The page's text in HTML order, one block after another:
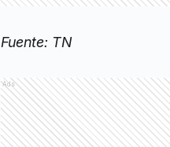
Fuente: TN
Ads